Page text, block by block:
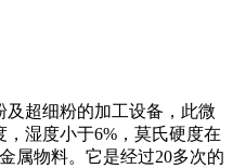
超细粉的加工设备，此微
湿度小于6%，莫氏硬度在
属物料。它是经过20多次的